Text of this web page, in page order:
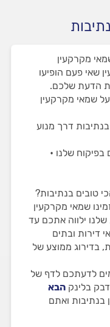
המקצוענים תוכלו למצוא 6 שמאי מקרקעין
מקרקעין שאי פעם הופיעו
הדעת שלכם.
שמאי מקרקעין
דרך מנוע
» 6 שמאים בפיקוח שלנו •
טובים בנתיבות?
שמאי מקרקעין
ילווה אתכם עד
באתר תמצאו 6 שמאי דירות ובתים
בדירוג ממוצע של
לדעתכם לדף של
בלינק הבא
בנתיבות ואתם